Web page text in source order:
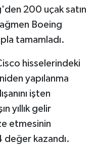
200 uçak satın
Boeing
tamamladı.
hisselerindeki
yapılanma
işten
yıllık gelir
etmesinin
değer kazandı.